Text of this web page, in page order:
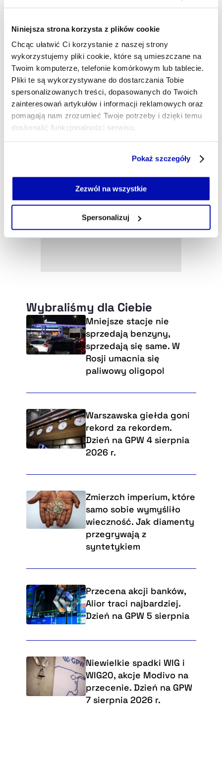
Niniejsza strona korzysta z plików cookie
Chcąc ułatwić Ci korzystanie z naszej strony
wykorzystujemy pliki cookie, które są umieszczane na
Twoim komputerze, telefonie komórkowym lub tablecie.
Pliki te są wykorzystywane do dostarczania Tobie
spersonalizowanych treści, dopasowanych do Twoich
zainteresowań artykułów i informacji reklamowych oraz
pomagają nam zrozumieć Twoje potrzeby i dzięki temu
doskonalić funkcjonalności serwisu.
Jeżeli nie wyrażasz zgody na zapisywanie plików cookie,
możesz łatwo zarządzać swoimi uprawnieniami, np. we
własnej przeglądarce internetowej lub po wybraniu opcji
Pokaż szczegóły
Zezwól na wszystkie
Spersonalizuj
Wybraliśmy dla Ciebie
Mniejsze stacje nie
sprzedają benzyny,
sprzedają się same. W
Rosji umacnia się
paliwowy oligopol
Warszawska giełda goni
rekord za rekordem.
Dzień na GPW 4 sierpnia
2026 r.
Zmierzch imperium, które
samo sobie wymyśliło
wieczność. Jak diamenty
przegrywają z
syntetykiem
Przecena akcji banków,
Alior traci najbardziej.
Dzień na GPW 5 sierpnia
Niewielkie spadki WIG i
WIG20, akcje Modivo na
przecenie. Dzień na GPW
7 sierpnia 2026 r.
bezpieczeństwa. Karierę dziennikarską
rozpocząłem w Warszawie, od 2013 r. mieszkałem
w Delhi, Kolombo i Kuala Lumpur, pracując dla
polskich i międzynarodowych redakcji. Dla XYZ
piszę o regionie z Bangkoku. Jestem też autorem
podkastu „Prosto z Azji".
tomasz.augustyniak@xyz.pl